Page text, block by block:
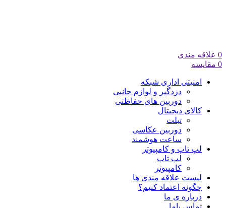
0 علاقه مندی
0 مقایسه
امنیتی اداری شبکه
دزدگیر و لوازم جانبی
دوربین های حفاظتی
کالای دیجیتال
تبلت
دوربین عکاسی
ساعت هوشمند
لپ تاپ و کامپیوتر
لپ تاپ
کامپیوتر
لیست علاقه مندی ها
چگونه اعتماد کنیم؟
درباره ی ما
تماس باما